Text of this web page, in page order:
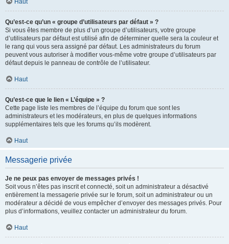
Haut
Qu’est-ce qu’un « groupe d’utilisateurs par défaut » ?
Si vous êtes membre de plus d’un groupe d’utilisateurs, votre groupe
d’utilisateurs par défaut est utilisé afin de déterminer quelle sera la couleur et
le rang qui vous sera assigné par défaut. Les administrateurs du forum
peuvent vous autoriser à modifier vous-même votre groupe d’utilisateurs par
défaut depuis le panneau de contrôle de l’utilisateur.
Haut
Qu’est-ce que le lien « L’équipe » ?
Cette page liste les membres de l’équipe du forum que sont les
administrateurs et les modérateurs, en plus de quelques informations
supplémentaires tels que les forums qu’ils modèrent.
Haut
Messagerie privée
Je ne peux pas envoyer de messages privés !
Soit vous n’êtes pas inscrit et connecté, soit un administrateur a désactivé
entièrement la messagerie privée sur le forum, soit un administrateur ou un
modérateur a décidé de vous empêcher d’envoyer des messages privés. Pour
plus d’informations, veuillez contacter un administrateur du forum.
Haut